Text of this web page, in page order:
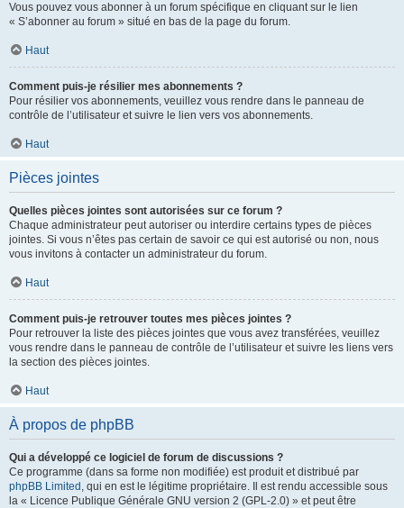
Vous pouvez vous abonner à un forum spécifique en cliquant sur le lien
« S’abonner au forum » situé en bas de la page du forum.
Haut
Comment puis-je résilier mes abonnements ?
Pour résilier vos abonnements, veuillez vous rendre dans le panneau de
contrôle de l’utilisateur et suivre le lien vers vos abonnements.
Haut
Pièces jointes
Quelles pièces jointes sont autorisées sur ce forum ?
Chaque administrateur peut autoriser ou interdire certains types de pièces
jointes. Si vous n’êtes pas certain de savoir ce qui est autorisé ou non, nous
vous invitons à contacter un administrateur du forum.
Haut
Comment puis-je retrouver toutes mes pièces jointes ?
Pour retrouver la liste des pièces jointes que vous avez transférées, veuillez
vous rendre dans le panneau de contrôle de l’utilisateur et suivre les liens vers
la section des pièces jointes.
Haut
À propos de phpBB
Qui a développé ce logiciel de forum de discussions ?
Ce programme (dans sa forme non modifiée) est produit et distribué par
phpBB Limited , qui en est le légitime propriétaire. Il est rendu accessible sous
la « Licence Publique Générale GNU version 2 (GPL-2.0) » et peut être